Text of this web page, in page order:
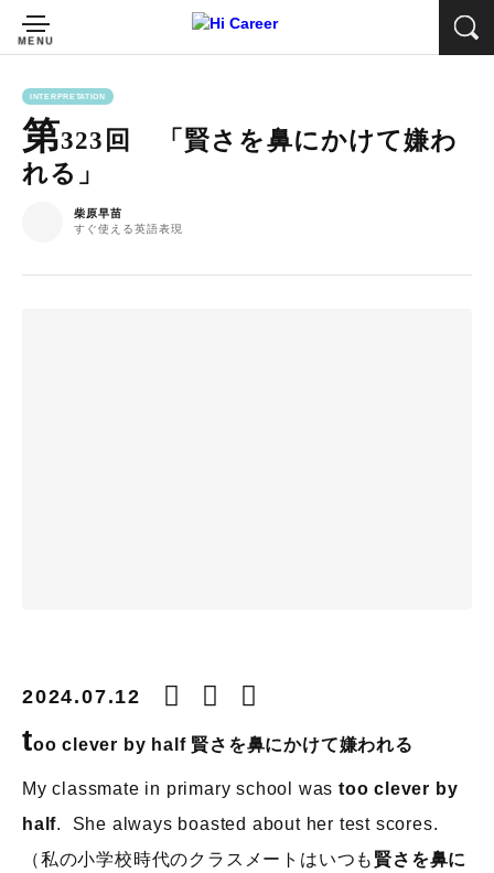
INTERPRETATION
第323回 「賢さを鼻にかけて嫌わ
れる」
柴原早苗
すぐ使える英語表現
2024.07.12
too clever by half 賢さを鼻にかけて嫌われる
My classmate in primary school was too clever by
half. She always boasted about her test scores.
（私の小学校時代のクラスメートはいつも 賢さを鼻に